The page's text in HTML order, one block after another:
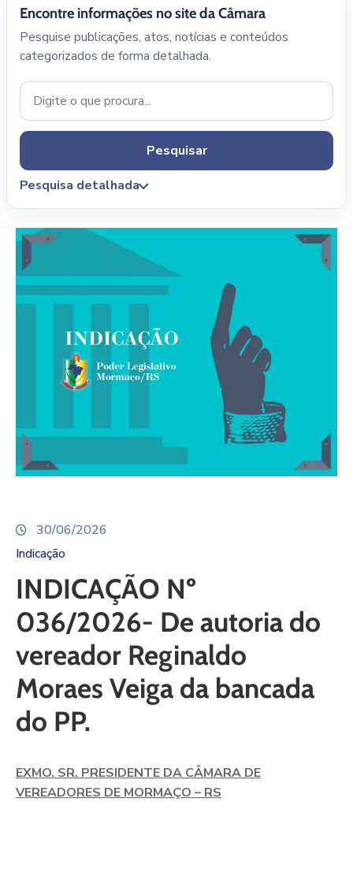
Encontre informações no site da Câmara
Pesquise publicações, atos, notícias e conteúdos
categorizados de forma detalhada.
Pesquisar
Pesquisa detalhada
30/06/2026
Indicação
INDICAÇÃO Nº
036/2026- De autoria do
vereador Reginaldo
Moraes Veiga da bancada
do PP.
EXMO. SR. PRESIDENTE DA CÂMARA DE
VEREADORES DE MORMAÇO – RS